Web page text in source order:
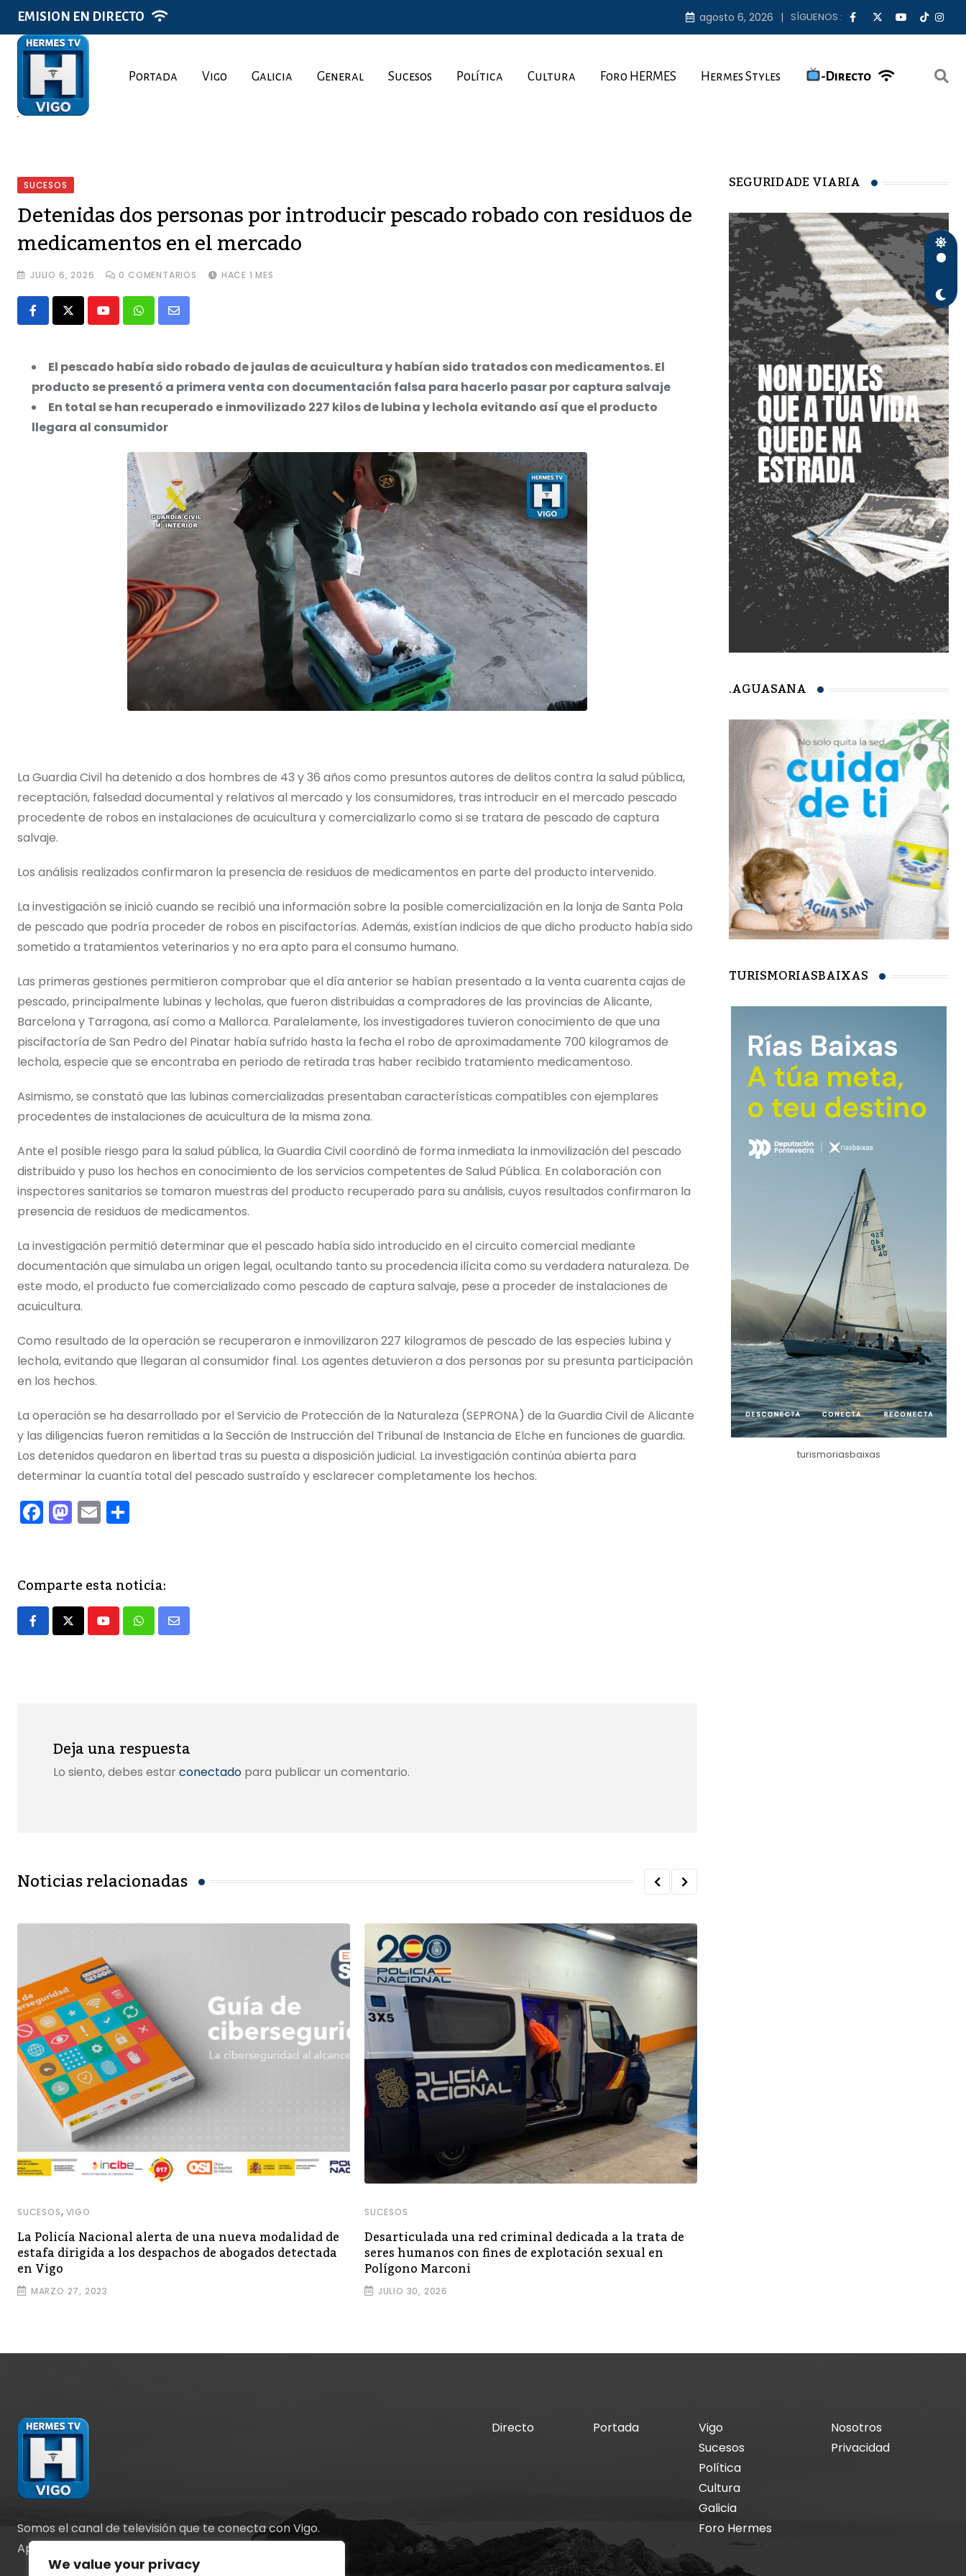
We value your privacy
Skip
content
EMISION EN DIRECTO agosto 6, 2026 SÍGUENOS :
Portada Vigo Galicia General Sucesos Política Cultura Foro HERMES Hermes Styles -Directo
SUCESOS
Detenidas dos personas por introducir pescado robado con residuos de
medicamentos en el mercado
JULIO 6, 2026 0 COMENTARIOS HACE 1 MES
YoutubeWhatsapp
Share
Email
El pescado había sido robado de jaulas de acuicultura y habían sido tratados con medicamentos. El
producto se presentó a primera venta con documentación falsa para hacerlo pasar por captura salvaje
En total se han recuperado e inmovilizado 227 kilos de lubina y lechola evitando así que el producto
llegara al consumidor
La Guardia Civil ha detenido a dos hombres de 43 y 36 años como presuntos autores de delitos contra la salud pública,
receptación, falsedad documental y relativos al mercado y los consumidores, tras introducir en el mercado pescado
procedente de robos en instalaciones de acuicultura y comercializarlo como si se tratara de pescado de captura
salvaje.
Los análisis realizados confirmaron la presencia de residuos de medicamentos en parte del producto intervenido.
La investigación se inició cuando se recibió una información sobre la posible comercialización en la lonja de Santa Pola
de pescado que podría proceder de robos en piscifactorías. Además, existían indicios de que dicho producto había sido
sometido a tratamientos veterinarios y no era apto para el consumo humano.
Las primeras gestiones permitieron comprobar que el día anterior se habían presentado a la venta cuarenta cajas de
pescado, principalmente lubinas y lecholas, que fueron distribuidas a compradores de las provincias de Alicante,
Barcelona y Tarragona, así como a Mallorca. Paralelamente, los investigadores tuvieron conocimiento de que una
piscifactoría de San Pedro del Pinatar había sufrido hasta la fecha el robo de aproximadamente 700 kilogramos de
lechola, especie que se encontraba en periodo de retirada tras haber recibido tratamiento medicamentoso.
Asimismo, se constató que las lubinas comercializadas presentaban características compatibles con ejemplares
procedentes de instalaciones de acuicultura de la misma zona.
Ante el posible riesgo para la salud pública, la Guardia Civil coordinó de forma inmediata la inmovilización del pescado
distribuido y puso los hechos en conocimiento de los servicios competentes de Salud Pública. En colaboración con
inspectores sanitarios se tomaron muestras del producto recuperado para su análisis, cuyos resultados confirmaron la
presencia de residuos de medicamentos.
La investigación permitió determinar que el pescado había sido introducido en el circuito comercial mediante
documentación que simulaba un origen legal, ocultando tanto su procedencia ilícita como su verdadera naturaleza. De
este modo, el producto fue comercializado como pescado de captura salvaje, pese a proceder de instalaciones de
acuicultura.
Como resultado de la operación se recuperaron e inmovilizaron 227 kilogramos de pescado de las especies lubina y
lechola, evitando que llegaran al consumidor final. Los agentes detuvieron a dos personas por su presunta participación
en los hechos.
La operación se ha desarrollado por el Servicio de Protección de la Naturaleza (SEPRONA) de la Guardia Civil de Alicante
y las diligencias fueron remitidas a la Sección de Instrucción del Tribunal de Instancia de Elche en funciones de guardia.
Los detenidos quedaron en libertad tras su puesta a disposición judicial. La investigación continúa abierta para
determinar la cuantía total del pescado sustraído y esclarecer completamente los hechos.
F
a
e
b
o
M
a
o
d
o
E
m
l p
ar
tir
Comparte esta noticia:
YoutubeWhatsapp
Share
Deja una respuesta
Lo siento, debes estar conectado para publicar un comentario.
Noticias relacionadas
SUCESOS, VIGO
La Policía Nacional alerta de una nueva modalidad de
estafa dirigida a los despachos de abogados detectada
en Vigo
MARZO 27, 2023
SUCESOS
Desarticulada una red criminal dedicada a la trata de
seres humanos con fines de explotación sexual en
Polígono Marconi
JULIO 30, 2026
SEGURIDADE VIARIA
.AGUASANA
TURISMORIASBAIXAS
turismoriasbaixas
Somos el canal de televisión que te conecta con Vigo.
Apostamos por la información y el entretenimiento.
Directo Portada
Vigo
Sucesos
Política
Cultura
Galicia
Foro Hermes
Nosotros
Privacidad